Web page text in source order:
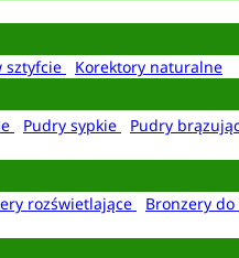
sztyfcie
Korektory naturalne
Pudry sypkie Pudry
rozświetlające Bronzery